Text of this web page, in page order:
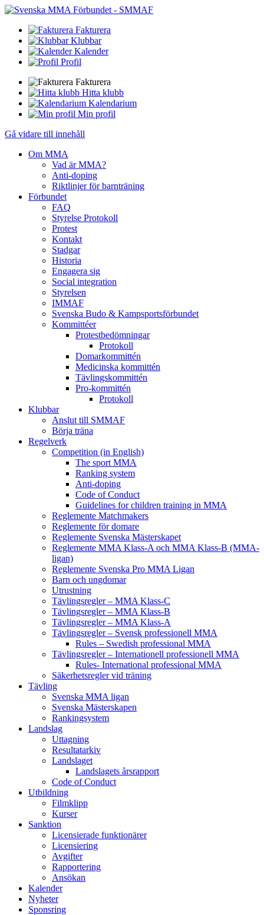
Fakturera
Klubbar
Kalender
Profil
Fakturera
Hitta klubb
Kalendarium
Min profil
Gå vidare till innehåll
Om MMA
Vad är MMA?
Anti-doping
Riktlinjer för barnträning
Förbundet
FAQ
Styrelse Protokoll
Protest
Kontakt
Stadgar
Historia
Engagera sig
Social integration
Styrelsen
IMMAF
Svenska Budo & Kampsportsförbundet
Kommittéer
Protestbedömningar
Protokoll
Domarkommittén
Medicinska kommittén
Tävlingskommittén
Pro-kommittén
Protokoll
Klubbar
Anslut till SMMAF
Börja träna
Regelverk
Competition (in English)
The sport MMA
Ranking system
Anti-doping
Code of Conduct
Guidelines for children training in MMA
Reglemente Matchmakers
Reglemente för domare
Reglemente Svenska Mästerskapet
Reglemente MMA Klass-A och MMA Klass-B (MMA-
ligan)
Reglemente Svenska Pro MMA Ligan
Barn och ungdomar
Utrustning
Tävlingsregler – MMA Klass-C
Tävlingsregler – MMA Klass-B
Tävlingsregler – MMA Klass-A
Tävlingsregler – Svensk professionell MMA
Rules – Swedish professional MMA
Tävlingsregler – Internationell professionell MMA
Rules- International professional MMA
Säkerhetsregler vid träning
Tävling
Svenska MMA ligan
Svenska Mästerskapen
Rankingsystem
Landslag
Uttagning
Resultatarkiv
Landslaget
Landslagets årsrapport
Code of Conduct
Utbildning
Filmklipp
Kurser
Sanktion
Licensierade funktionärer
Licensiering
Avgifter
Rapportering
Ansökan
Kalender
Nyheter
Sponsring